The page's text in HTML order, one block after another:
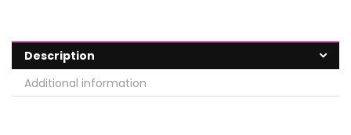
Description
Additional information